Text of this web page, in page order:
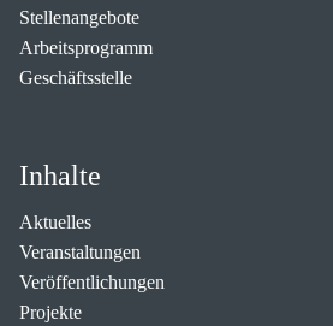
Stellenangebote
Arbeitsprogramm
Geschäftsstelle
Inhalte
Aktuelles
Veranstaltungen
Veröffentlichungen
Projekte